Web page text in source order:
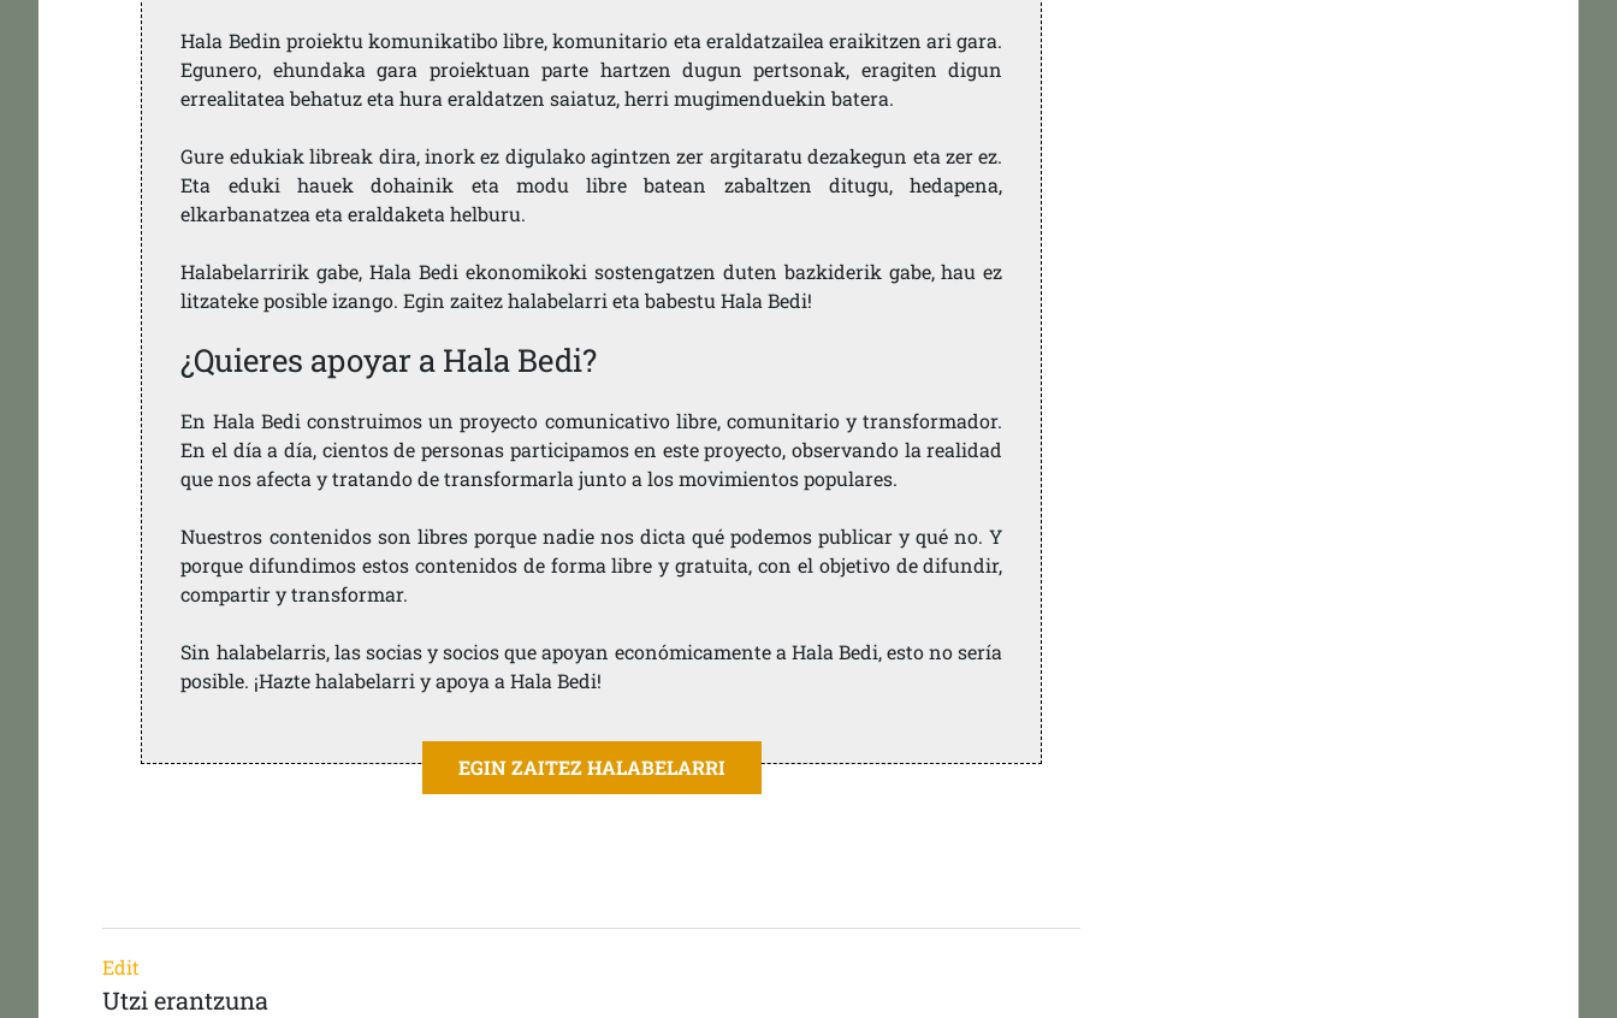
Hala Bedin proiektu komunikatibo libre, komunitario eta eraldatzailea eraikitzen ari gara.
Egunero, ehundaka gara proiektuan parte hartzen dugun pertsonak, eragiten digun
errealitatea behatuz eta hura eraldatzen saiatuz, herri mugimenduekin batera.
Gure edukiak libreak dira, inork ez digulako agintzen zer argitaratu dezakegun eta zer ez.
Eta eduki hauek dohainik eta modu libre batean zabaltzen ditugu, hedapena,
elkarbanatzea eta eraldaketa helburu.
Halabelarririk gabe, Hala Bedi ekonomikoki sostengatzen duten bazkiderik gabe, hau ez
litzateke posible izango. Egin zaitez halabelarri eta babestu Hala Bedi!
¿Quieres apoyar a Hala Bedi?
En Hala Bedi construimos un proyecto comunicativo libre, comunitario y transformador.
En el día a día, cientos de personas participamos en este proyecto, observando la realidad
que nos afecta y tratando de transformarla junto a los movimientos populares.
Nuestros contenidos son libres porque nadie nos dicta qué podemos publicar y qué no. Y
porque difundimos estos contenidos de forma libre y gratuita, con el objetivo de difundir,
compartir y transformar.
Sin halabelarris, las socias y socios que apoyan económicamente a Hala Bedi, esto no sería
posible. ¡Hazte halabelarri y apoya a Hala Bedi!
EGIN ZAITEZ HALABELARRI
Edit
Utzi erantzuna